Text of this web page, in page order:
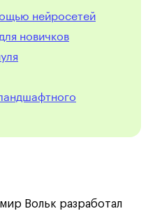
нейросетей
новичков
Вольк разработал